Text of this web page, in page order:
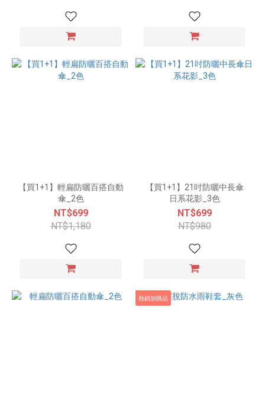
【買1+1】輕扁防曬百搭自動
傘_2色
NT$699
NT$1,180
【買1+1】21吋防曬中長傘
日系花影_3色
NT$699
NT$980
熱銷加購品